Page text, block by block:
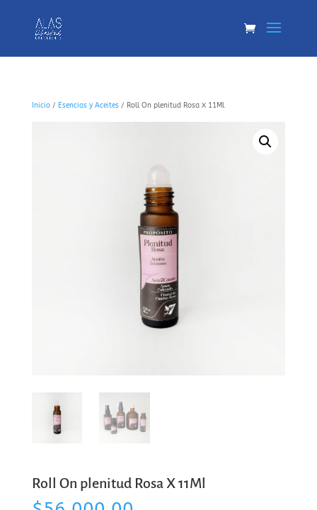
Inicio/ Esencias y Aceites/ Roll On plenitud Rosa X 11Ml
Roll On plenitud Rosa X 11Ml